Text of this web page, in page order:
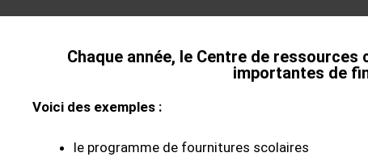
Chaque année, le Centre de
importantes de
Voici des exemples :
le programme de fournitures scolaires